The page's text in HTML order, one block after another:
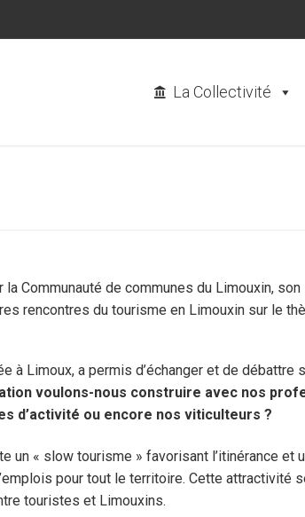
La Collectivité
Communauté de communes du Limouxin,
rencontres du tourisme en Limouxin sur le
à Limoux, a permis d’échanger et de débattre
voulons-nous construire avec nos
d’activité ou encore nos viticulteurs ?
un « slow tourisme » favorisant l’itinérance
pour tout le territoire. Cette attractivité
touristes et Limouxins.